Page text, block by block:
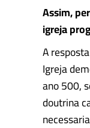
Assim,
igreja
A
Igreja
ano 500,
doutrina